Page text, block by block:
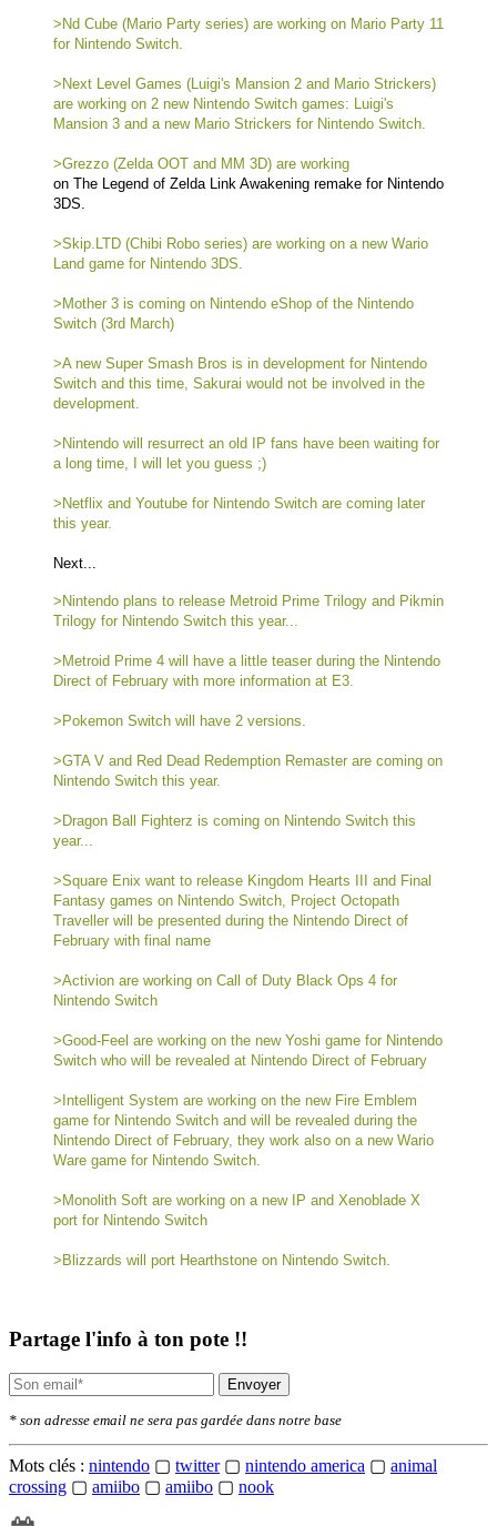
>Nd Cube (Mario Party series) are working on Mario Party 11
for Nintendo Switch.
>Next Level Games (Luigi's Mansion 2 and Mario Strickers)
are working on 2 new Nintendo Switch games: Luigi's
Mansion 3 and a new Mario Strickers for Nintendo Switch.
>Grezzo (Zelda OOT and MM 3D) are working
on The Legend of Zelda Link Awakening remake for Nintendo
3DS.
>Skip.LTD (Chibi Robo series) are working on a new Wario
Land game for Nintendo 3DS.
>Mother 3 is coming on Nintendo eShop of the Nintendo
Switch (3rd March)
>A new Super Smash Bros is in development for Nintendo
Switch and this time, Sakurai would not be involved in the
development.
>Nintendo will resurrect an old IP fans have been waiting for
a long time, I will let you guess ;)
>Netflix and Youtube for Nintendo Switch are coming later
this year.
Next...
>Nintendo plans to release Metroid Prime Trilogy and Pikmin
Trilogy for Nintendo Switch this year...
>Metroid Prime 4 will have a little teaser during the Nintendo
Direct of February with more information at E3.
>Pokemon Switch will have 2 versions.
>GTA V and Red Dead Redemption Remaster are coming on
Nintendo Switch this year.
>Dragon Ball Fighterz is coming on Nintendo Switch this
year...
>Square Enix want to release Kingdom Hearts III and Final
Fantasy games on Nintendo Switch, Project Octopath
Traveller will be presented during the Nintendo Direct of
February with final name
>Activion are working on Call of Duty Black Ops 4 for
Nintendo Switch
>Good-Feel are working on the new Yoshi game for Nintendo
Switch who will be revealed at Nintendo Direct of February
>Intelligent System are working on the new Fire Emblem
game for Nintendo Switch and will be revealed during the
Nintendo Direct of February, they work also on a new Wario
Ware game for Nintendo Switch.
>Monolith Soft are working on a new IP and Xenoblade X
port for Nintendo Switch
>Blizzards will port Hearthstone on Nintendo Switch.
Partage l'info à ton pote !!
Envoyer
* son adresse email ne sera pas gardée dans notre base
Mots clés : nintendo ▢ twitter▢ nintendo america ▢ animal
crossing ▢ amiibo ▢ amiibo ▢ nook